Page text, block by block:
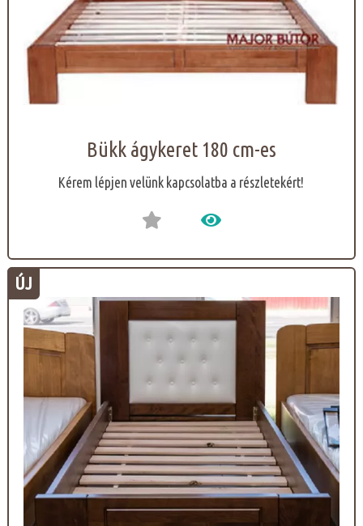
Bükk ágykeret 180 cm-es
Kérem lépjen velünk kapcsolatba a részletekért!
ÚJ